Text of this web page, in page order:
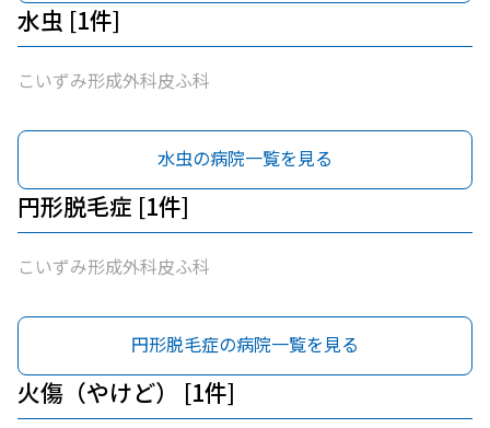
水虫 [1件]
こいずみ形成外科皮ふ科
水虫の病院一覧を見る
円形脱毛症 [1件]
こいずみ形成外科皮ふ科
円形脱毛症の病院一覧を見る
火傷（やけど） [1件]